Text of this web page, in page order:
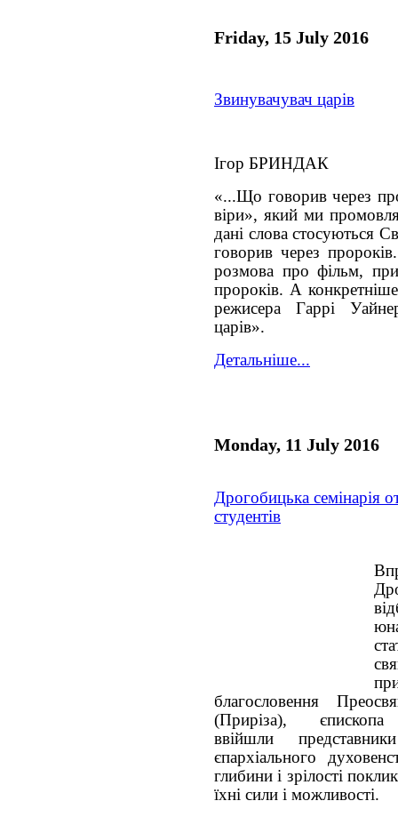
Friday, 15 July 2016
Звинувачувач царів
Ігор БРИНДАК
«...Що говорив через
віри», який ми
дані слова стосуються
говорив через
розмова про фільм,
пророків. А
режисера Гаррі
царів».
Детальніше...
Monday, 11 July 2016
Дрогобицька семінарія
студентів
благословення
(Приріза), єпископа
ввійшли
єпархіального
глибини і зрілості
їхні сили і можливості.